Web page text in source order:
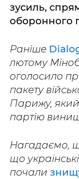
зусиль,
оборонного
Раніше
лютому
оголосило
пакету
Парижу,
партію
Нагадаємо,
що
почали